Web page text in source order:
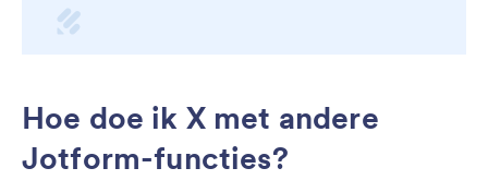
Hoe doe ik X met andere
Jotform-functies?